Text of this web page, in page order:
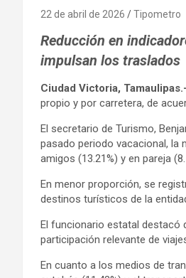
22 de abril de 2026 Tipometro
Reducción en
impulsan los traslados
Ciudad Victoria,
propio y por carretera, de
El secretario de Turismo,
pasado periodo vacacional, la
amigos (13.21%) y en pareja
En menor proporción, se
destinos turísticos de la
El funcionario estatal destacó
participación relevante de
En cuanto a los medios de